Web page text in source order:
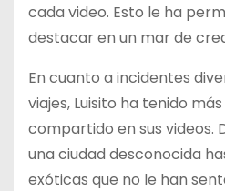
cada video. Esto le ha
destacar en un mar de
En cuanto a incidentes
viajes, Luisito ha tenido
compartido en sus videos.
una ciudad desconocida
exóticas que no le han